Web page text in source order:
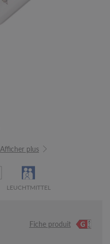
Afficher plus
LEUCHTMITTEL
Fiche produit